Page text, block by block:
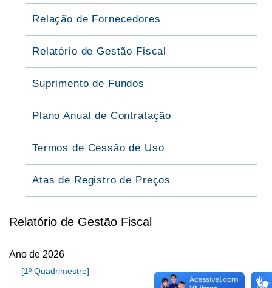
Relatório de Gestão Fiscal
Relação de Fornecedores
Relatório de Gestão Fiscal
Suprimento de Fundos
Plano Anual de Contratação
Termos de Cessão de Uso
Atas de Registro de Preços